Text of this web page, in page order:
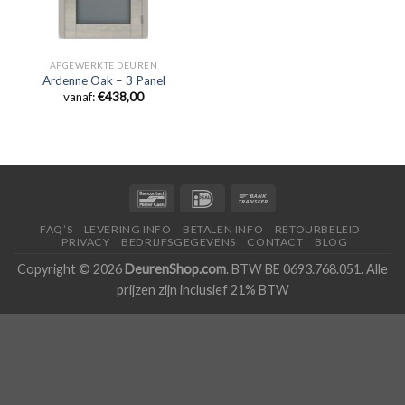
AFGEWERKTE DEUREN
Ardenne Oak – 3 Panel
vanaf:€438,00
FAQ’S LEVERING INFO BETALEN INFO
RETOURBELEID
PRIVACY
BEDRIJFSGEGEVENS CONTACT BLOG
Copyright © 2026 DeurenShop.com. BTW BE 0693.768.051. Alle
prijzen zijn inclusief 21% BTW